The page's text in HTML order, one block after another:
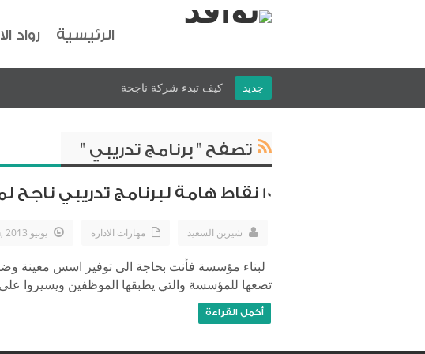
الرئيسية رواد
جديد كيف تبدء شركة ناجحة
تصفح " برنامج تدريبي "
10 نقاط هامة لبرنامج تدريبي ناجح لموظفيك
شيرين السعيد مهارات الادارة يونيو 8th, 2013
لبناء مؤسسة فأنت بحاجة الى توفير اسس معينة
تضعها للمؤسسة والتي يطبقها الموظفين ويسيروا
أكمل القراءة